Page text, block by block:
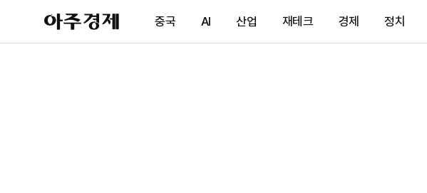
아
주
제
중국 AI 산업 재테크 경제 정치